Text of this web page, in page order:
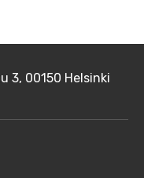
3, 00150 Helsinki